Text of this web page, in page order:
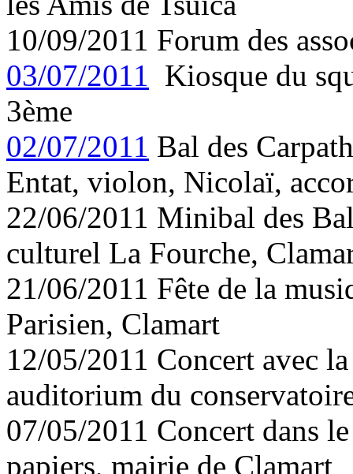
10/09/2011 Forum des
03/07/2011 Kiosque du
3ème
02/07/2011 Bal des
Entat, violon, Nicolaï,
22/06/2011 Minibal des
culturel La Fourche,
21/06/2011 Fête de la
Parisien, Clamart
12/05/2011 Concert avec
auditorium du
07/05/2011 Concert dans
papiers, mairie de Clamart